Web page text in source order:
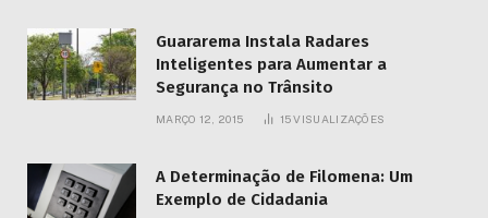
Guararema Instala Radares
Inteligentes para Aumentar a
Segurança no Trânsito
MARÇO 12, 2015 15VISUALIZAÇÕES
A Determinação de Filomena: Um
Exemplo de Cidadania